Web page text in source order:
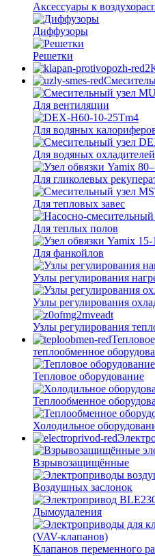
Аксессуары к
Диффузоры
Решетки
Для вентиляции
Для водяных
Для водяных охладителей
Для гликолевых
Для тепловых завес
Для теплых полов
Для фанкойлов
Узлы регулирования
Узлы регулирования
Узлы регулирования
теплообменное
Тепловое оборудование
Теплообменное
Холодильное
Взрывозащищённые
Воздушных заслонок
Дымоудаления
Клапанов переменного